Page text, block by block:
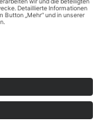
Gruppen und